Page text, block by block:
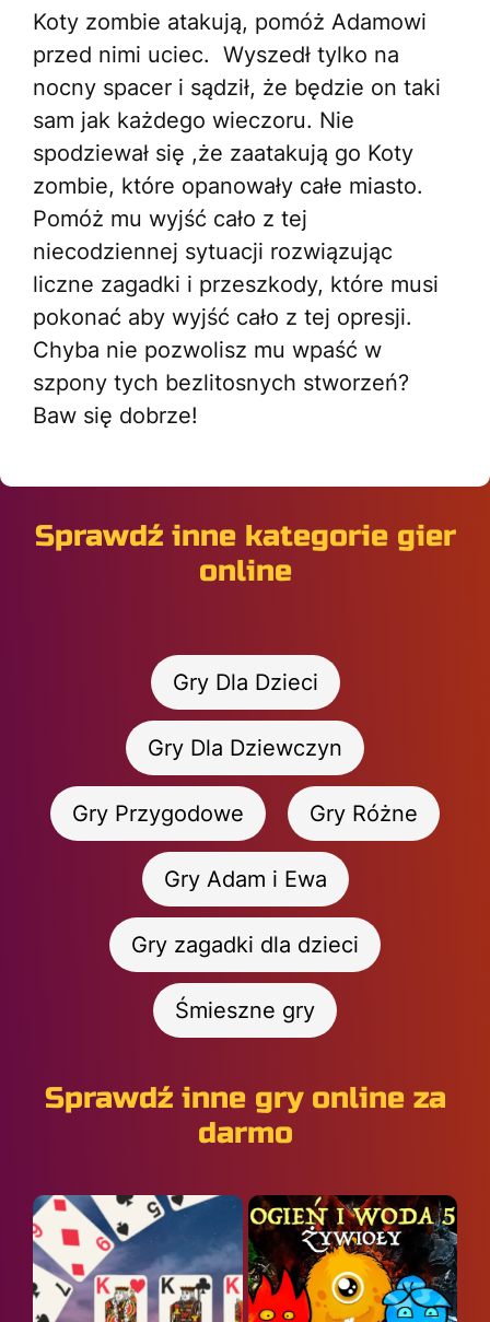
Koty zombie atakują, pomóż Adamowi
przed nimi uciec. Wyszedł tylko na
nocny spacer i sądził, że będzie on taki
sam jak każdego wieczoru. Nie
spodziewał się ,że zaatakują go Koty
zombie, które opanowały całe miasto.
Pomóż mu wyjść cało z tej
niecodziennej sytuacji rozwiązując
liczne zagadki i przeszkody, które musi
pokonać aby wyjść cało z tej opresji.
Chyba nie pozwolisz mu wpaść w
szpony tych bezlitosnych stworzeń?
Baw się dobrze!
Sprawdź inne kategorie gier
online
Gry Dla Dzieci
Gry Dla Dziewczyn
Gry Przygodowe Gry Różne
Gry Adam i Ewa
Gry zagadki dla dzieci
Śmieszne gry
Sprawdź inne gry online za
darmo